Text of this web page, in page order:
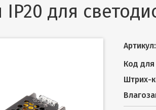
IP20 для
Артикул:
Код для
Штрих-